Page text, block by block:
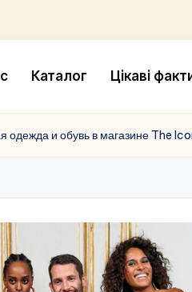
Каталог Цікаві
одежда и обувь в магазине The